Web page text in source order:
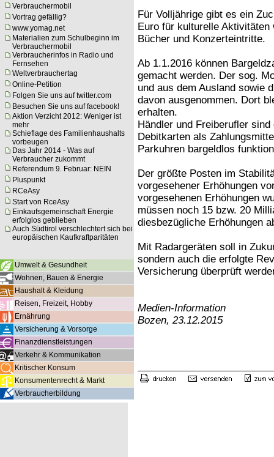
Verbrauchermobil
Vortrag gefällig?
www.yomag.net
Materialien zum Schulbeginn im
Verbrauchermobil
Verbraucherinfos in Radio und
Fernsehen
Weltverbrauchertag
Online-Petition
Folgen Sie uns auf twitter.com
Besuchen Sie uns auf facebook!
Aktion Verzicht 2012: Weniger ist
mehr
Schieflage des Familienhaushalts
vorbeugen
Das Jahr 2014 - Was auf
Verbraucher zukommt
Referendum 9. Februar: NEIN
Pluspunkt
RCeAsy
Start von RceAsy
Einkaufsgemeinschaft Energie
erfolglos geblieben
Auch Südtirol verschlechtert sich bei
europäischen Kaufkraftparitäten
Umwelt & Gesundheit
Wohnen, Bauen & Energie
Haushalt & Kleidung
Reisen, Freizeit, Hobby
Ernährung
Versicherung & Vorsorge
Finanzdienstleistungen
Verkehr & Kommunikation
Kritischer Konsum
Konsumentenrecht & Markt
Verbraucherbildung
Für Volljährige gibt es ein
Euro für kulturelle
Bücher und Konzerteintritte.
Ab 1.1.2016 können
gemacht werden. Der sog.
und aus dem Ausland sowie
davon ausgenommen. Dort
erhalten.
Händler und Freiberufler
Debitkarten als
Parkuhren bargeldlos
Der größte Posten im
vorgesehener Erhöhungen
vorgesehenen Erhöhungen
müssen noch 15 bzw. 20
diesbezügliche Erhöhungen
Mit Radargeräten soll in
sondern auch die erfolgte
Versicherung überprüft
Medien-Information
Bozen, 23.12.2015